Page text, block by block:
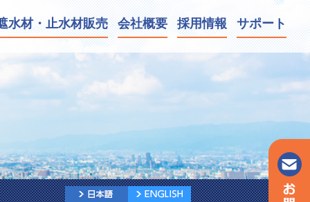
水材・止水材販売 会社概要 採用情報 サポート